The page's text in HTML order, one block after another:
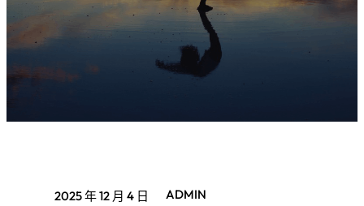
2025 年 12 月 4 日 ADMIN